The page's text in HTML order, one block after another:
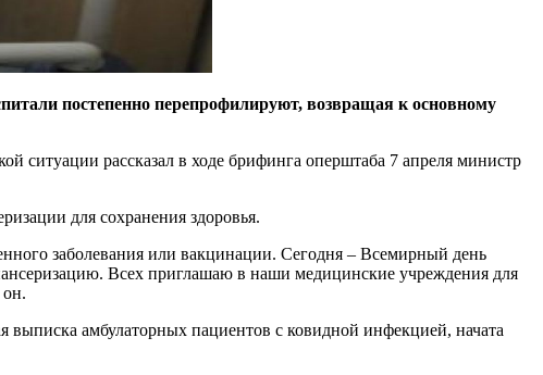
постепенно перепрофилируют, возвращая к основному
ситуации рассказал в ходе брифинга оперштаба 7 апреля министр
для сохранения здоровья.
заболевания или вакцинации. Сегодня – Всемирный день
Всех приглашаю в наши медицинские учреждения для
амбулаторных пациентов с ковидной инфекцией, начата